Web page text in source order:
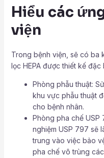
Hiểu các
viện
Trong bệnh viện, sẽ có ba
lọc HEPA được thiết kế đặc
Phòng phẫu thuật:
khu vực phẫu thuật
cho bệnh nhân.
Phòng pha chế USP
nghiệm USP 797 sẽ
trung vào việc bảo
pha chế vô trùng